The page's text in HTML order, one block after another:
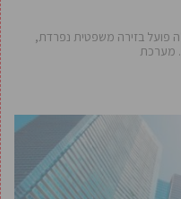
פועל בזירה משפטית נפרדת,
מערכת